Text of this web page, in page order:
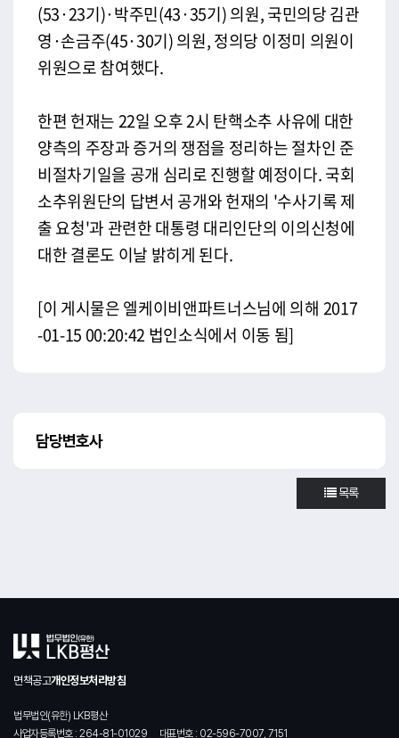
(53·23기)·박주민(43·35기) 의원, 국민의당 김관
영·손금주(45·30기) 의원, 정의당 이정미 의원이
위원으로 참여했다.
한편 헌재는 22일 오후 2시 탄핵소추 사유에 대한
양측의 주장과 증거의 쟁점을 정리하는 절차인 준
비절차기일을 공개 심리로 진행할 예정이다. 국회
소추위원단의 답변서 공개와 헌재의 '수사기록 제
출 요청'과 관련한 대통령 대리인단의 이의신청에
대한 결론도 이날 밝히게 된다.
[이 게시물은 엘케이비앤파트너스님에 의해 2017
-01-15 00:20:42 법인소식에서 이동 됨]
담당변호사
목록
면책공고개인정보처리방침
법무법인(유한) LKB평산
사업자등록번호 : 264-81-01029
대표번호 : 02-596-7007, 7151